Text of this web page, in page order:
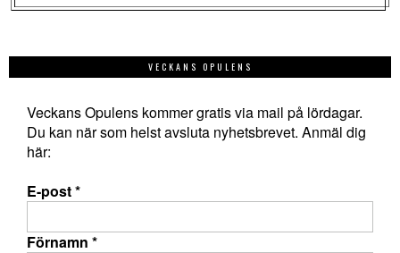
VECKANS OPULENS
Veckans Opulens kommer gratis via mail på lördagar.
Du kan när som helst avsluta nyhetsbrevet. Anmäl dig
här:
E-post*
Förnamn *